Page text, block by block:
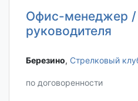
Офис-менеджер
руководителя
Березино‎, Стрелковый
по договоренности